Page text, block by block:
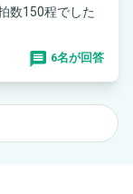
数150程でした
6名が回答